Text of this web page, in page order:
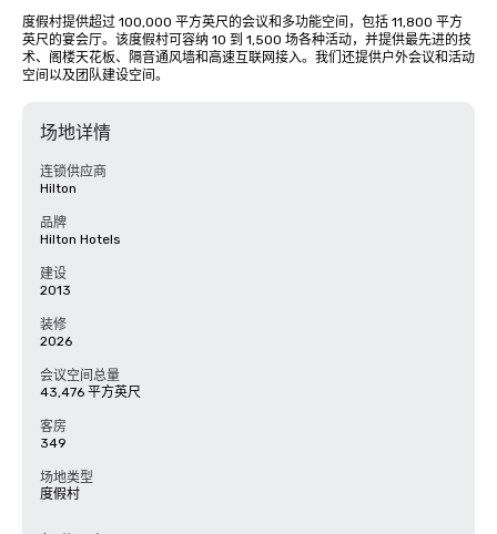
度假村提供超过 100,000 平方英尺的会议和多功能空间，包括 11,800 平方
英尺的宴会厅。该度假村可容纳 10 到 1,500 场各种活动，并提供最先进的技
术、阁楼天花板、隔音通风墙和高速互联网接入。我们还提供户外会议和活动
空间以及团队建设空间。
场地详情
连锁供应商
Hilton
品牌
Hilton Hotels
建设
2013
装修
2026
会议空间总量
43,476 平方英尺
客房
349
场地类型
度假村